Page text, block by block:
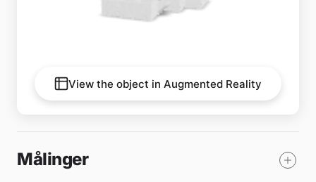
View the object in Augmented Reality
Målinger